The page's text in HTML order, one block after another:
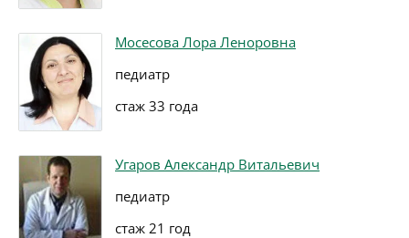
Мосесова Лора Леноровна
педиатр
стаж 33 года
Угаров Александр Витальевич
педиатр
стаж 21 год